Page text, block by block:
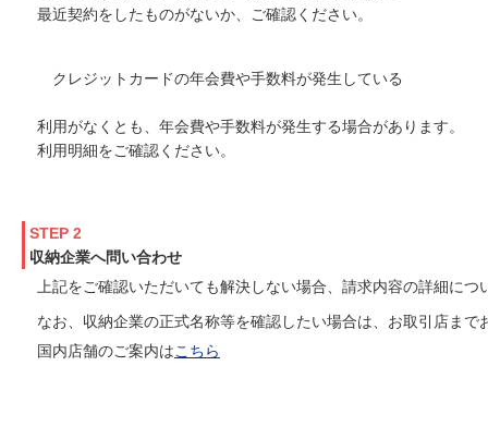
最近契約をしたものがないか、ご確認ください。
クレジットカードの年会費や手数料が発生している
利用がなくとも、年会費や手数料が発生する場合があります。
利用明細をご確認ください。
STEP 2
収納企業へ問い合わせ
上記をご確認いただいても解決しない場合、請求内容の詳細に
なお、収納企業の正式名称等を確認したい場合は、お取引店まで
国内店舗のご案内はこちら